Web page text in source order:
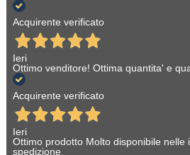
Acquirente verificato
Ieri
Ottimo venditore! Ottima quantita' e
Acquirente verificato
Ieri
Ottimo prodotto Molto disponibile nelle
spedizione